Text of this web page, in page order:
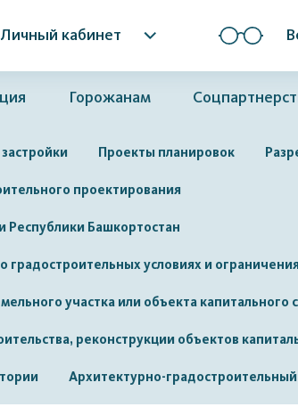
Личный кабинет
Горожанам
Проекты планировок
проектирования
Республики Башкортостан
условиях и
участка или объекта капитального
реконструкции объектов
Архитектурно-